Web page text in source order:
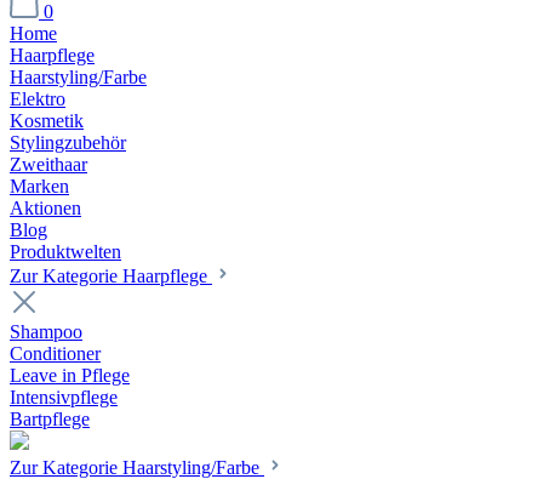
0
Home
Haarpflege
Haarstyling/Farbe
Elektro
Kosmetik
Stylingzubehör
Zweithaar
Marken
Aktionen
Blog
Produktwelten
Zur Kategorie Haarpflege
Shampoo
Conditioner
Leave in Pflege
Intensivpflege
Bartpflege
Zur Kategorie Haarstyling/Farbe